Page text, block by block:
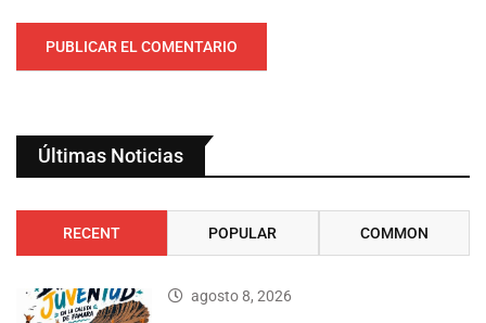
Últimas Noticias
RECENT POPULAR COMMON
agosto 8, 2026